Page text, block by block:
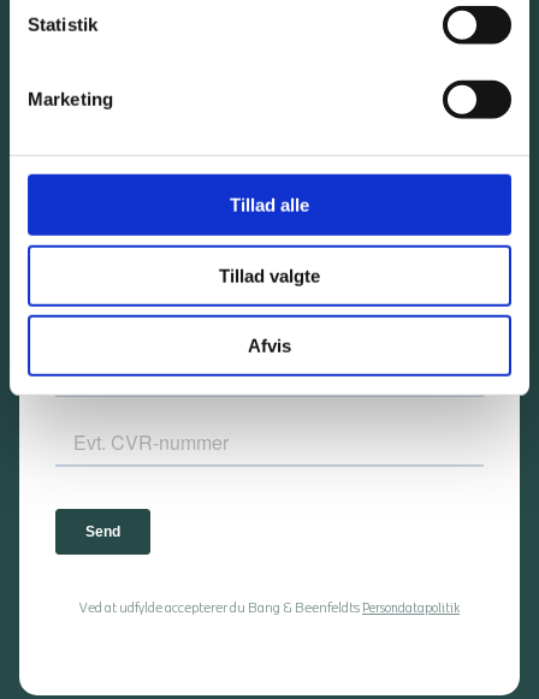
Statistik
Marketing
Tillad alle
Tillad valgte
Afvis
Ved at udfylde accepterer du Bang & Beenfeldts Persondatapolitik